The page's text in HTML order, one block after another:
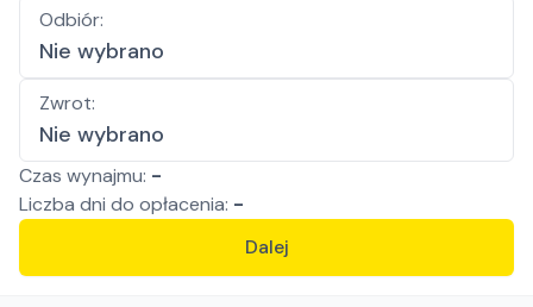
Odbiór:
Nie wybrano
Zwrot:
Nie wybrano
Czas wynajmu: -
Liczba dni do opłacenia: -
Dalej